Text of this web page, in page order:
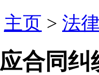
主页 > 法
合同